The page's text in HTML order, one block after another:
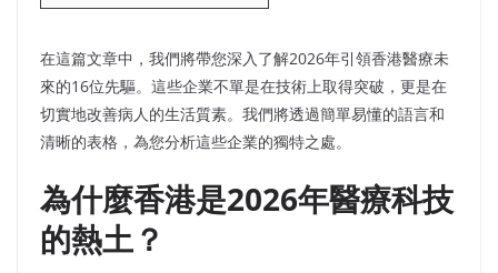
在這篇文章中，我們將帶您深入了解2026年引領香港醫療未
來的16位先驅。這些企業不單是在技術上取得突破，更是在
切實地改善病人的生活質素。我們將透過簡單易懂的語言和
清晰的表格，為您分析這些企業的獨特之處。
為什麼香港是2026年醫療科技
的熱土？